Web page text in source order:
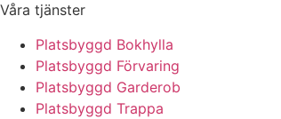
Våra tjänster
Platsbyggd Bokhylla
Platsbyggd Förvaring
Platsbyggd Garderob
Platsbyggd Trappa